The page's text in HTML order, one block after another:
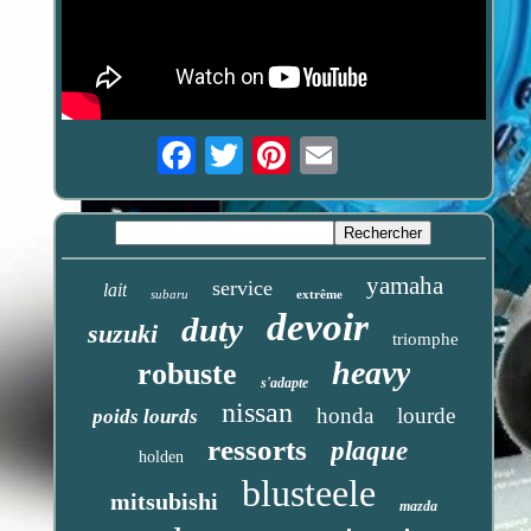
Email
lait subaru service extrême yamaha
suzuki duty devoir triomphe
robuste s'adapte heavy
poids lourds nissan honda lourde
holden ressorts plaque
mitsubishi blusteele mazda